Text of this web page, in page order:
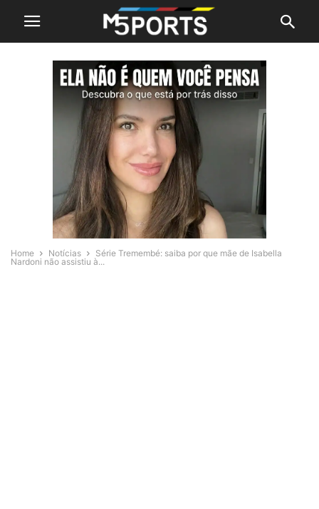
Home Notícias
Série Tremembé: saiba por que mãe de Isabella
Nardoni não assistiu à...